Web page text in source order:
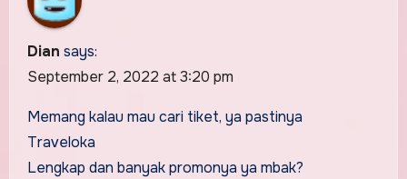
Dian says:
September 2, 2022 at 3:20 pm
Memang kalau mau cari tiket, ya pastinya
Traveloka
Lengkap dan banyak promonya ya mbak?